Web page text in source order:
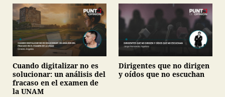
Cuando digitalizar no es
solucionar: un análisis del
fracaso en el examen de
la UNAM
Dirigentes que no dirigen
y oídos que no escuchan